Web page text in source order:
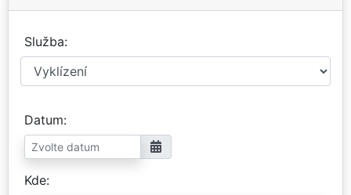
Služba
Datum
Kde